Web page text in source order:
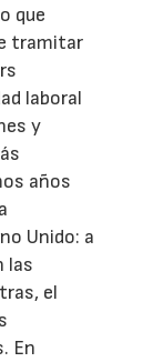
que
tramitar
laboral
y
años
Unido: a
las
el
En